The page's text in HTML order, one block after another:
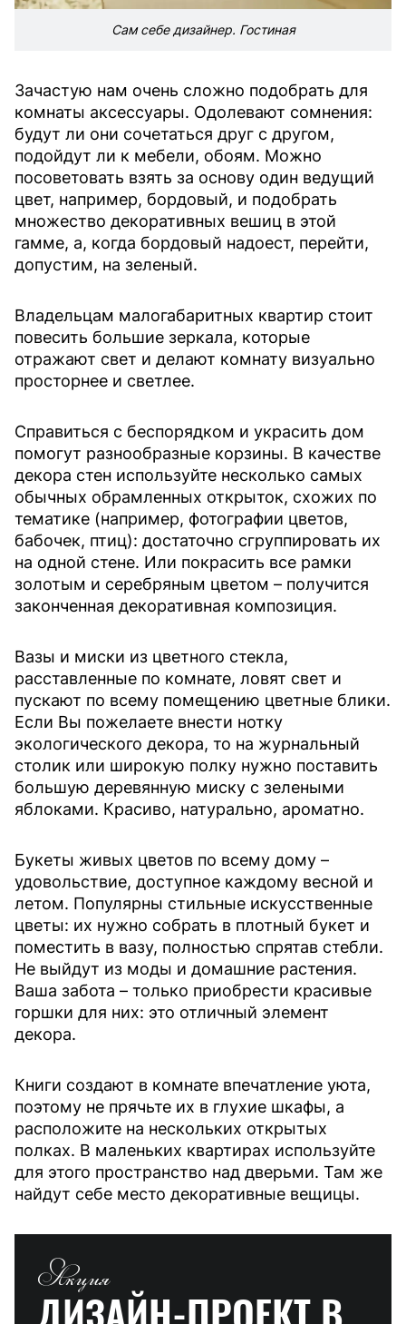
Сам себе дизайнер. Гостиная
Зачастую нам очень сложно подобрать для
комнаты аксессуары. Одолевают сомнения:
будут ли они сочетаться друг с другом,
подойдут ли к мебели, обоям. Можно
посоветовать взять за основу один ведущий
цвет, например, бордовый, и подобрать
множество декоративных вешиц в этой
гамме, а, когда бордовый надоест, перейти,
допустим, на зеленый.
Владельцам малогабаритных квартир стоит
повесить большие зеркала, которые
отражают свет и делают комнату визуально
просторнее и светлее.
Справиться с беспорядком и украсить дом
помогут разнообразные корзины. В качестве
декора стен используйте несколько самых
обычных обрамленных открыток, схожих по
тематике (например, фотографии цветов,
бабочек, птиц): достаточно сгруппировать их
на одной стене. Или покрасить все рамки
золотым и серебряным цветом – получится
законченная декоративная композиция.
Вазы и миски из цветного стекла,
расставленные по комнате, ловят свет и
пускают по всему помещению цветные блики.
Если Вы пожелаете внести нотку
экологического декора, то на журнальный
столик или широкую полку нужно поставить
большую деревянную миску с зелеными
яблоками. Красиво, натурально, ароматно.
Букеты живых цветов по всему дому –
удовольствие, доступное каждому весной и
летом. Популярны стильные искусственные
цветы: их нужно собрать в плотный букет и
поместить в вазу, полностью спрятав стебли.
Не выйдут из моды и домашние растения.
Ваша забота – только приобрести красивые
горшки для них: это отличный элемент
декора.
Книги создают в комнате впечатление уюта,
поэтому не прячьте их в глухие шкафы, а
расположите на нескольких открытых
полках. В маленьких квартирах используйте
для этого пространство над дверьми. Там же
найдут себе место декоративные вещицы.
Акция
ДИЗАЙН-ПРОЕКТ В